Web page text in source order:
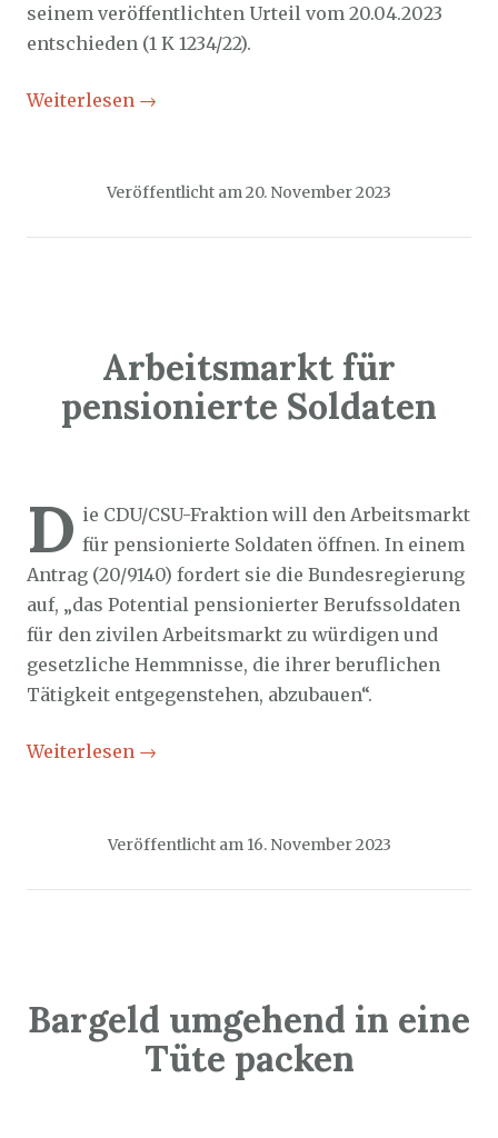
seinem veröffentlichten Urteil vom 20.04.2023
entschieden (1 K 1234/22).
Weiterlesen →
Veröffentlicht am20. November 2023
Arbeitsmarkt für
pensionierte Soldaten
D ie CDU/CSU-Fraktion will den Arbeitsmarkt
für pensionierte Soldaten öffnen. In einem
Antrag (20/9140) fordert sie die Bundesregierung
auf, „das Potential pensionierter Berufssoldaten
für den zivilen Arbeitsmarkt zu würdigen und
gesetzliche Hemmnisse, die ihrer beruflichen
Tätigkeit entgegenstehen, abzubauen“.
Weiterlesen →
Veröffentlicht am 16. November 2023
Bargeld umgehend in eine
Tüte packen